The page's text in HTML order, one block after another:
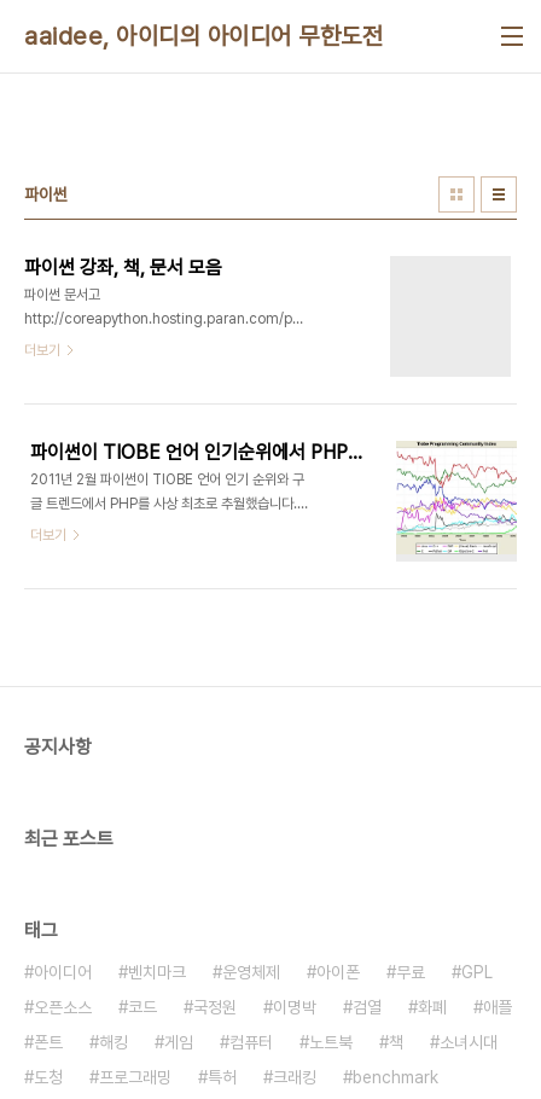
aaidee, 아이디의 아이디어 무한도전
파이썬
파이썬 강좌, 책, 문서 모음
파이썬 문서고
http://coreapython.hosting.paran.com/pygnudoc.html
파이썬에 뛰어들기(Dive into
http://getpython3.com/diveintopython3/
http://www.diveintopython.net/ 점프 투 파이
썬http://codejob.co.kr/docs/view/2/ 왕초보
를 위한 Python
2.7http://wikidocs.net/read/book/1..
더보기
파이썬이 TIOBE 언어 인기순위에서 PHP를 최초로 추월했다
2011년 2월 파이썬이 TIOBE 언어 인기 순위와 구
글 트렌드에서 PHP를 사상 최초로 추월했습니다.
http://www.tiobe.com/index.php/content/paperinfo/tpci/index.html
더보기
공지사항
최근 포스트
태그
아이디어 벤치마크 운영체제 아이폰 무료
GPL
오픈소스
코드 국정원 이명박 검열 화폐
애플
폰트
해킹 게임 컴퓨터 노트북 책
소녀시대
도청
프로그래밍 특허 크래킹
benchmark